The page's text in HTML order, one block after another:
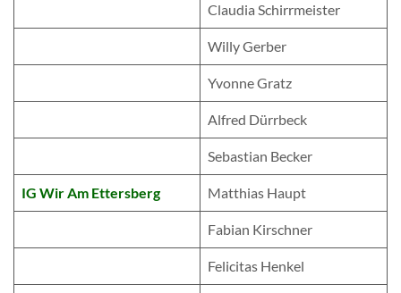
Claudia Schirrmeister
Willy Gerber
Yvonne Gratz
Alfred Dürrbeck
Sebastian Becker
IG Wir Am Ettersberg Matthias Haupt
Fabian Kirschner
Felicitas Henkel